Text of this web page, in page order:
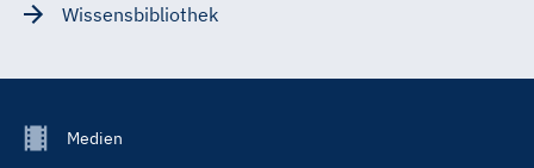
Wissensbibliothek
FooterMedien